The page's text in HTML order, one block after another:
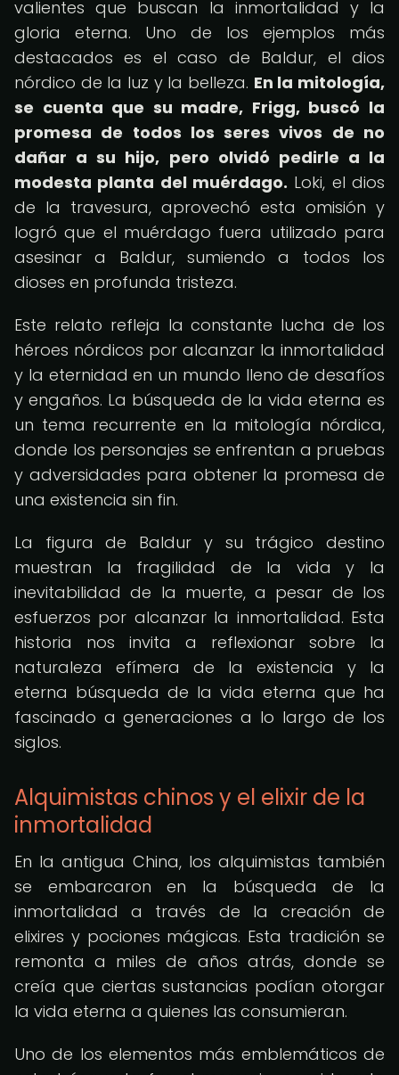
valientes que buscan la inmortalidad y la
gloria eterna. Uno de los ejemplos más
destacados es el caso de Baldur, el dios
nórdico de la luz y la belleza. En la mitología,
se cuenta que su madre, Frigg, buscó la
promesa de todos los seres vivos de no
dañar a su hijo, pero olvidó pedirle a la
modesta planta del muérdago. Loki, el dios
de la travesura, aprovechó esta omisión y
logró que el muérdago fuera utilizado para
asesinar a Baldur, sumiendo a todos los
dioses en profunda tristeza.
Este relato refleja la constante lucha de los
héroes nórdicos por alcanzar la inmortalidad
y la eternidad en un mundo lleno de desafíos
y engaños. La búsqueda de la vida eterna es
un tema recurrente en la mitología nórdica,
donde los personajes se enfrentan a pruebas
y adversidades para obtener la promesa de
una existencia sin fin.
La figura de Baldur y su trágico destino
muestran la fragilidad de la vida y la
inevitabilidad de la muerte, a pesar de los
esfuerzos por alcanzar la inmortalidad. Esta
historia nos invita a reflexionar sobre la
naturaleza efímera de la existencia y la
eterna búsqueda de la vida eterna que ha
fascinado a generaciones a lo largo de los
siglos.
Alquimistas chinos y el elixir de la
inmortalidad
En la antigua China, los alquimistas también
se embarcaron en la búsqueda de la
inmortalidad a través de la creación de
elixires y pociones mágicas. Esta tradición se
remonta a miles de años atrás, donde se
creía que ciertas sustancias podían otorgar
la vida eterna a quienes las consumieran.
Uno de los elementos más emblemáticos de